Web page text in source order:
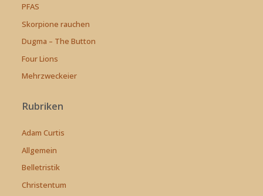
PFAS
Skorpione rauchen
Dugma – The Button
Four Lions
Mehrzweckeier
Rubriken
Adam Curtis
Allgemein
Belletristik
Christentum